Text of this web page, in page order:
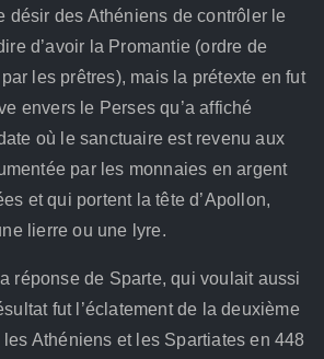
désir des Athéniens de contrôler le
d’avoir la Promantie (ordre de
par les prêtres), mais la prétexte en fut
envers le Perses qu’a affiché
où le sanctuaire est revenu aux
par les monnaies en argent
et qui portent la tête d’Apollon,
lierre ou une lyre.
réponse de Sparte, qui voulait aussi
fut l’éclatement de la deuxième
les Athéniens et les Spartiates en 448